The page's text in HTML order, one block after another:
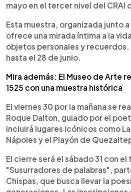
mayo en el tercer nivel del CRAI
Esta muestra, organizada junto
ofrece una mirada íntima a la
objetos personales y
hasta el 28 de junio.
Mira además: El Museo de Arte
1525 con una muestra histórica
El viernes 30 por la mañana se
Roque Dalton, guiado por el
incluirá lugares icónicos como
Nápoles y el Playón de
El cierre será el sábado 31 con
"Susurradores de palabras",
Chispas, que busca llevar la